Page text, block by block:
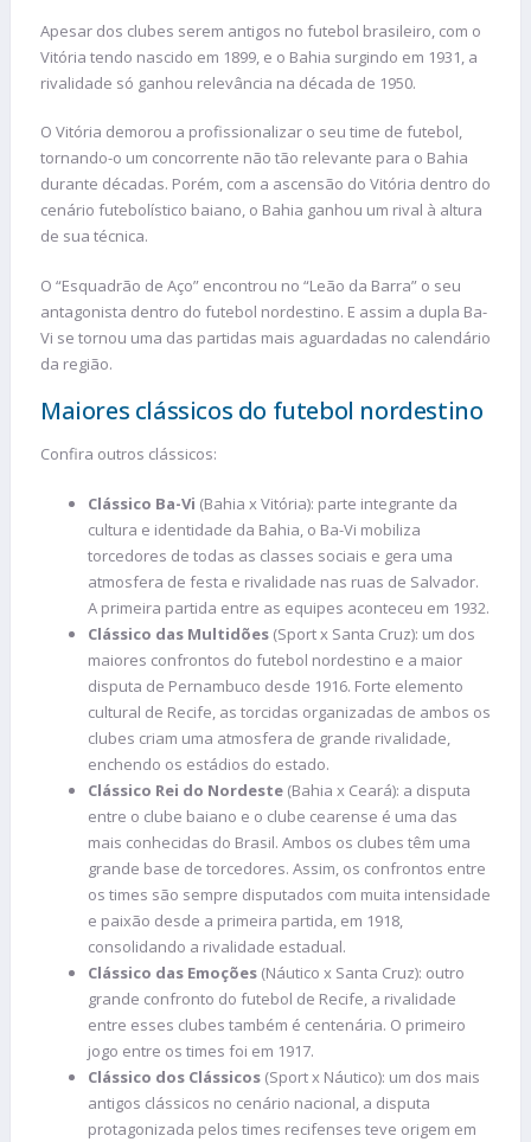
Apesar dos clubes serem antigos no futebol brasileiro, com o
Vitória tendo nascido em 1899, e o Bahia surgindo em 1931, a
rivalidade só ganhou relevância na década de 1950.
O Vitória demorou a profissionalizar o seu time de futebol,
tornando-o um concorrente não tão relevante para o Bahia
durante décadas. Porém, com a ascensão do Vitória dentro do
cenário futebolístico baiano, o Bahia ganhou um rival à altura
de sua técnica.
O “Esquadrão de Aço” encontrou no “Leão da Barra” o seu
antagonista dentro do futebol nordestino. E assim a dupla Ba-
Vi se tornou uma das partidas mais aguardadas no calendário
da região.
Maiores clássicos do futebol nordestino
Confira outros clássicos:
Clássico Ba-Vi (Bahia x Vitória): parte integrante da
cultura e identidade da Bahia, o Ba-Vi mobiliza
torcedores de todas as classes sociais e gera uma
atmosfera de festa e rivalidade nas ruas de Salvador.
A primeira partida entre as equipes aconteceu em 1932.
Clássico das Multidões (Sport x Santa Cruz): um dos
maiores confrontos do futebol nordestino e a maior
disputa de Pernambuco desde 1916. Forte elemento
cultural de Recife, as torcidas organizadas de ambos os
clubes criam uma atmosfera de grande rivalidade,
enchendo os estádios do estado.
Clássico Rei do Nordeste (Bahia x Ceará): a disputa
entre o clube baiano e o clube cearense é uma das
mais conhecidas do Brasil. Ambos os clubes têm uma
grande base de torcedores. Assim, os confrontos entre
os times são sempre disputados com muita intensidade
e paixão desde a primeira partida, em 1918,
consolidando a rivalidade estadual.
Clássico das Emoções (Náutico x Santa Cruz): outro
grande confronto do futebol de Recife, a rivalidade
entre esses clubes também é centenária. O primeiro
jogo entre os times foi em 1917.
Clássico dos Clássicos (Sport x Náutico): um dos mais
antigos clássicos no cenário nacional, a disputa
protagonizada pelos times recifenses teve origem em